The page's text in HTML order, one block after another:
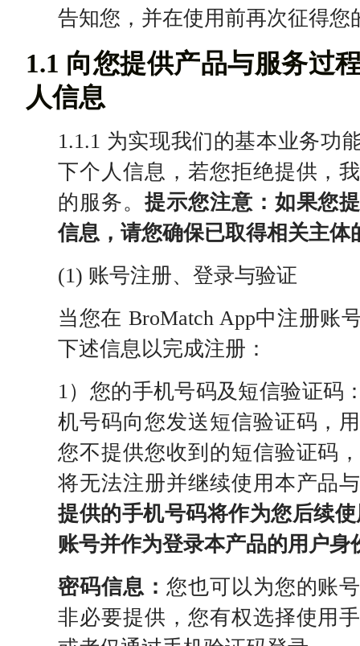
告知您，并在使用前再次征得您
1.1 向您提供产品与服务过
人信息
1.1.1 为实现我们的基本业务功
下个人信息，若您拒绝提供，
的服务。 提示您注意：如果您
信息，请您确保已取得相关主体
(1) 账号注册、登录与验证
当您在 BroMatch App中注册账
下述信息以完成注册：
1）您的手机号码及短信验证码
机号码向您发送短信验证码，
您不提供您收到的短信验证码
将无法注册并继续使用本产品
提供的手机号码将作为您后续
账号并作为登录本产品的用户身
密码信息： 您也可以为您的账
非必要提供，您有权选择使用